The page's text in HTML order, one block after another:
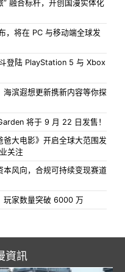
融合标杆，开创国漫实体化
，将在 PC 与移动端全球发
登陆 PlayStation 5 与 Xbox
海滨遐想更新携新内容等你探
将于 9 月 22 日发售！
大电影》开启全球大范围发
关注
风向，合规可持续变现赛道
玩家数量突破 6000 万
資訊